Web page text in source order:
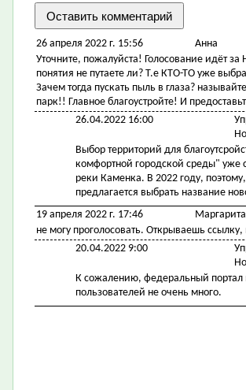
26 апреля 2022 г. 15:56
Анна
Уточните, пожалуйста! Голосование идёт
понятия не путаете ли? Т.е КТО-ТО уже
Зачем тогда пускать пыль в глаза?
парк!! Главное благоустройте! И
26.04.2022 16:00
Выбор территорий для
комфортной городской среды" уже
реки Каменка. В 2022 году,
предлагается выбрать название
19 апреля 2022 г. 17:46
Маргарита
не могу проголосовать. Открываешь
20.04.2022 9:00
К сожалению, федеральный портал
пользователей не очень много.